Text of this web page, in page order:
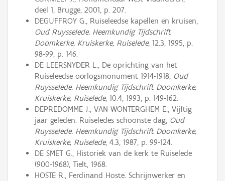
deel 1, Brugge, 2001, p. 207.
DEGUFFROY G., Ruiseleedse kapellen en kruisen,
Oud Ruysselede. Heemkundig Tijdschrift
Doomkerke, Kruiskerke, Ruiselede, 12.3, 1995, p.
98-99, p. 146.
DE LEERSNYDER L., De oprichting van het
Ruiseleedse oorlogsmonument 1914-1918, Oud
Ruysselede. Heemkundig Tijdschrift Doomkerke,
Kruiskerke, Ruiselede, 10.4, 1993, p. 149-162.
DEPREDOMME J., VAN WONTERGHEM E., Vijftig
jaar geleden. Ruiseledes schoonste dag, Oud
Ruysselede. Heemkundig Tijdschrift Doomkerke,
Kruiskerke, Ruiselede, 4.3, 1987, p. 99-124.
DE SMET G., Historiek van de kerk te Ruiselede
(900-1968), Tielt, 1968.
HOSTE R., Ferdinand Hoste. Schrijnwerker en